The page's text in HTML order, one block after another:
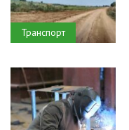
Транспорт